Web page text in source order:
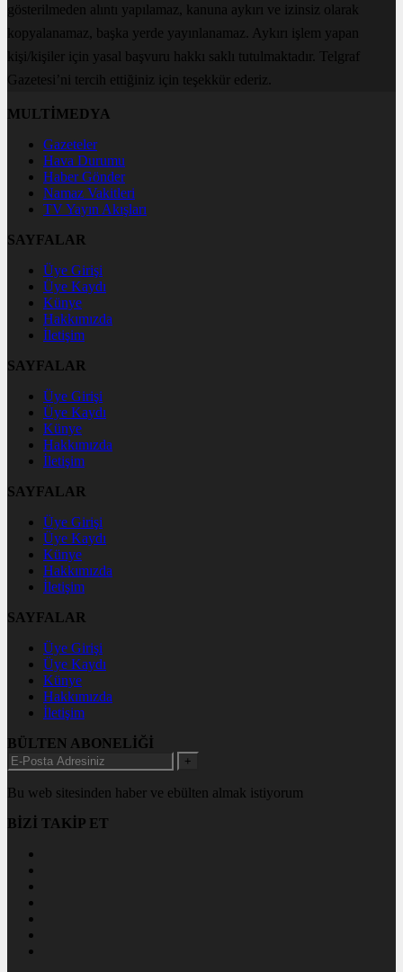
gösterilmeden alıntı yapılamaz, kanuna aykırı ve izinsiz olarak
kopyalanamaz, başka yerde yayınlanamaz. Aykırı işlem yapan
kişi/kişiler için yasal başvuru hakkı saklı tutulmaktadır. Telgraf
Gazetesi’ni tercih ettiğiniz için teşekkür ederiz.
MULTİMEDYA
Gazeteler
Hava Durumu
Haber Gönder
Namaz Vakitleri
TV Yayın Akışları
SAYFALAR
Üye Girişi
Üye Kaydı
Künye
Hakkımızda
İletişim
SAYFALAR
Üye Girişi
Üye Kaydı
Künye
Hakkımızda
İletişim
SAYFALAR
Üye Girişi
Üye Kaydı
Künye
Hakkımızda
İletişim
SAYFALAR
Üye Girişi
Üye Kaydı
Künye
Hakkımızda
İletişim
BÜLTEN ABONELİĞİ
+
Bu web sitesinden haber ve ebülten almak istiyorum
BİZİ TAKİP ET